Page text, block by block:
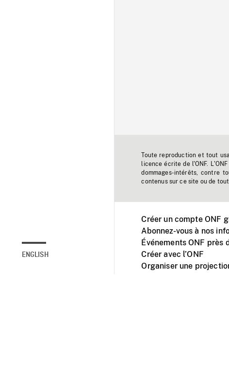
ENGLISH
Toute reproduction et tout
licence écrite de l'ONF.
dommages-intérêts, contre
contenus sur ce site ou de
Créer un compte ONF
Abonnez-vous à nos
Événements ONF près
Créer avec l’ONF
Organiser une